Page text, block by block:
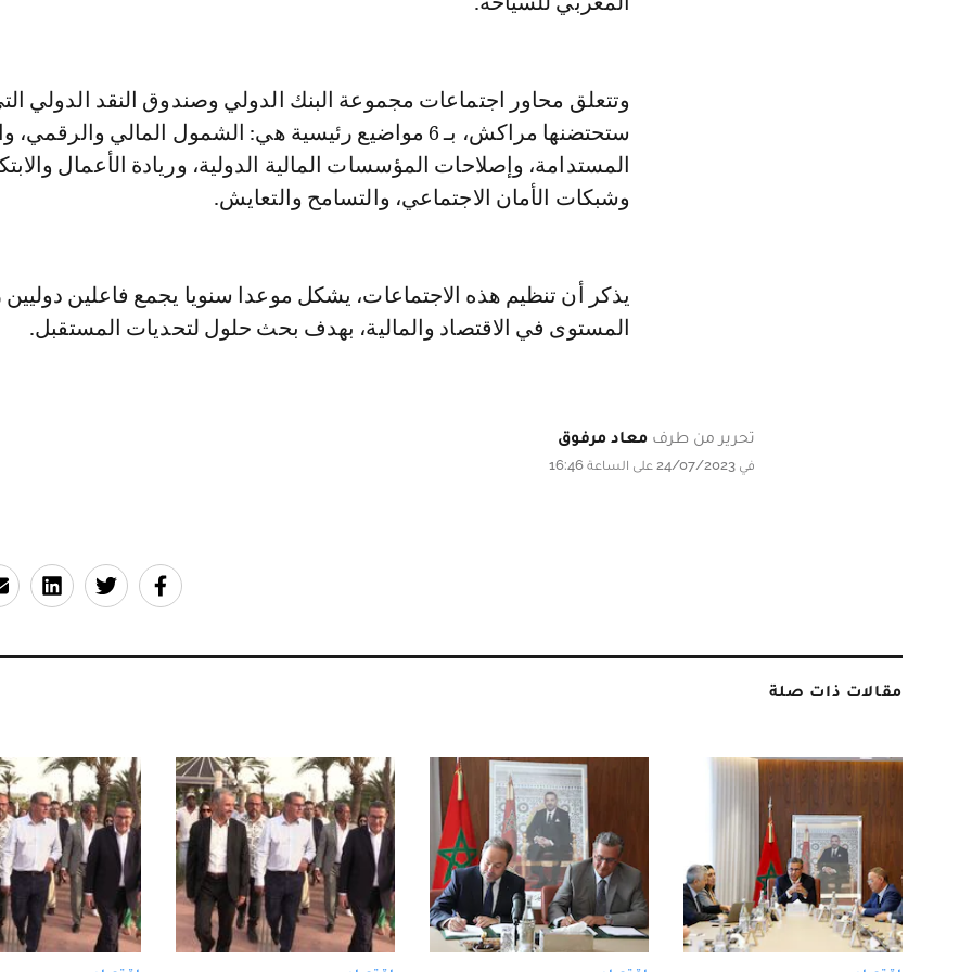
وتتعلق محاور اجتماعات مجموعة البنك الدولي وصندوق النقد الدولي
ستحتضنها مراكش، بـ 6 مواضيع رئيسية هي: الشمول المالي والرقمي،
المستدامة، وإصلاحات المؤسسات المالية الدولية، وريادة الأعمال
وشبكات الأمان الاجتماعي، والتسامح والتعايش.
يذكر أن تنظيم هذه الاجتماعات، يشكل موعدا سنويا يجمع فاعلين
المستوى في الاقتصاد والمالية، بهدف بحث حلول لتحديات المستقبل.
تحرير من طرف معاد مرفوق
في 24/07/2023 على الساعة 16:46
مقالات ذات صلة